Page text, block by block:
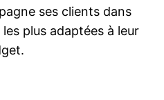
ses clients dans
plus adaptées à leur